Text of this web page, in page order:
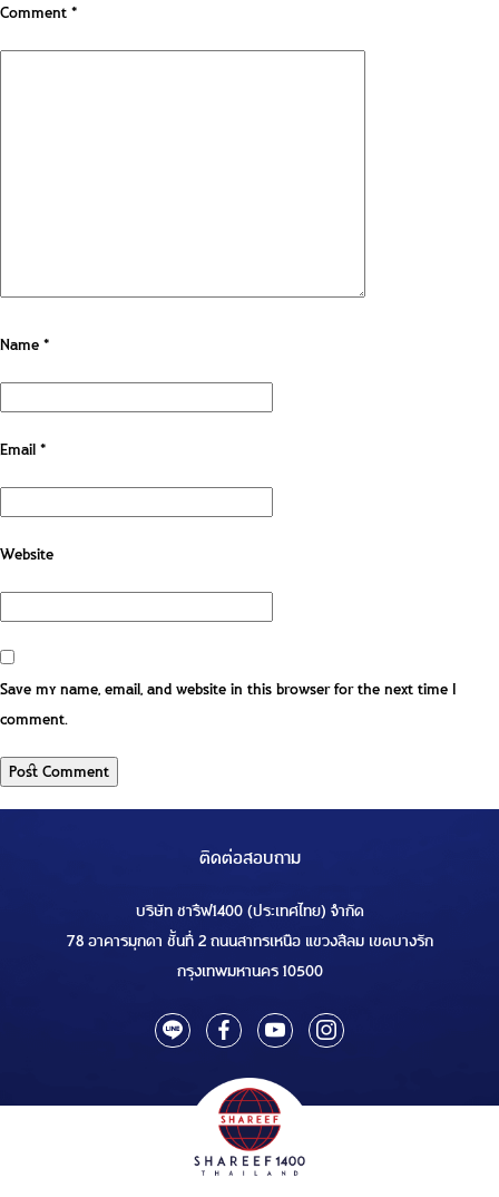
Comment*
Name*
Email*
Website
Save my name, email, and website in this browser for the next time I
comment.
ติดต่อสอบถาม
บริษัท ชารีฟ1400 (ประเทศไทย) จำกัด
78 อาคารมุกดา ชั้นที่ 2 ถนนสาทรเหนือ แขวงสีลม เขตบางรัก
กรุงเทพมหานคร 10500